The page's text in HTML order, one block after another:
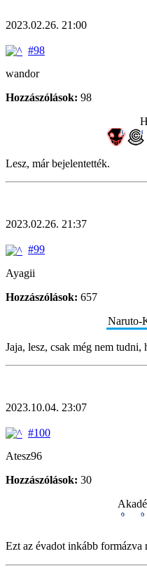
2023.02.26. 21:00
#98
wandor
Hozzászólások: 98
Lesz, már bejelentették.
2023.02.26. 21:37
#99
Ayagii
Hozzászólások: 657
Naruto-
Jaja, lesz, csak még nem
2023.10.04. 23:07
#100
Atesz96
Hozzászólások: 30
Ezt az évadot inkább formázva